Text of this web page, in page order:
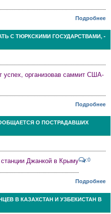
Подробнее
С ТЮРКСКИМИ ГОСУДАРСТВАМИ, -
успех, организовав саммит США-
Подробнее
О ПОСТРАДАВШИХ
Джанкой в Крыму :0
Подробнее
В КАЗАХСТАН И УЗБЕКИСТАН В